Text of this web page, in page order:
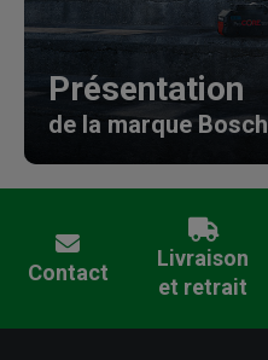
Présentation
de la marque Bosch
Contact
Livraison
et retrait